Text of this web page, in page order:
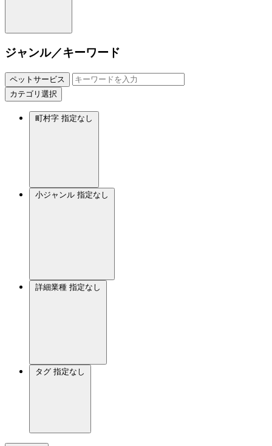
ジャンル／キーワード
ペットサービス
カテゴリ選択
町村字 指定なし
小ジャンル 指定なし
詳細業種 指定なし
タグ 指定なし